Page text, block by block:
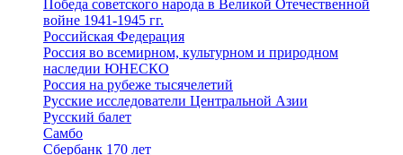
Победа советского народа в Великой Отечественной
войне 1941-1945 гг.
Российская Федерация
Россия во всемирном, культурном и природном
наследии ЮНЕСКО
Россия на рубеже тысячелетий
Русские исследователи Центральной Азии
Русский балет
Самбо
Сбербанк 170 лет